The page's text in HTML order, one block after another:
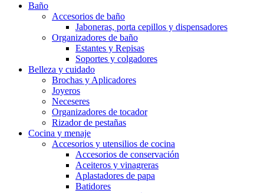
Baño
Accesorios de baño
Jaboneras, porta cepillos y dispensadores
Organizadores de baño
Estantes y Repisas
Soportes y colgadores
Belleza y cuidado
Brochas y Aplicadores
Joyeros
Neceseres
Organizadores de tocador
Rizador de pestañas
Cocina y menaje
Accesorios y utensilios de cocina
Accesorios de conservación
Aceiteros y vinagreras
Aplastadores de papa
Batidores